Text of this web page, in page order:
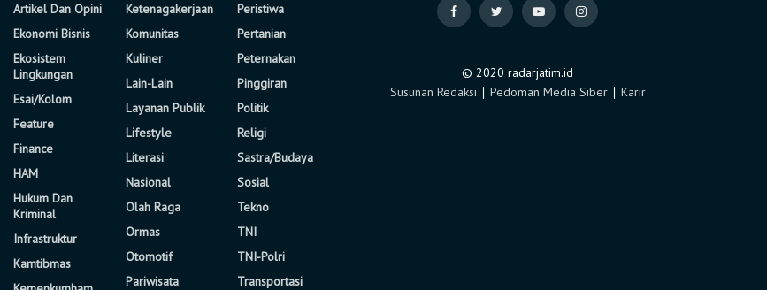
Artikel Dan Opini
Ekonomi Bisnis
Ekosistem
Lingkungan
Esai/Kolom
Feature
Finance
HAM
Hukum Dan
Kriminal
Infrastruktur
Kamtibmas
Ketenagakerjaan
Komunitas
Kuliner
Lain-Lain
Layanan Publik
Lifestyle
Literasi
Nasional
Olah Raga
Ormas
Otomotif
Pariwisata
Peristiwa
Pertanian
Peternakan
Pinggiran
Politik
Religi
Sastra/Budaya
Sosial
Tekno
TNI
TNI-Polri
Transportasi
© 2020 radarjatim.id
Susunan Redaksi ∣ Pedoman Media Siber∣ Karir